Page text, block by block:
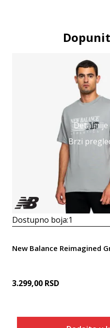
Detaljnije
Brzi
Dostupno boja:1
3.299,00 RSD